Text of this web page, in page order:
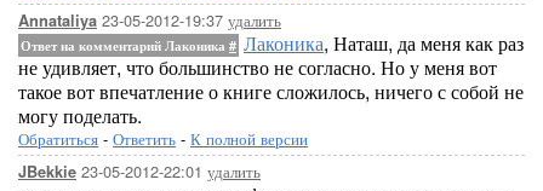
Annataliya 23-05-2012-19:37 удалить
Ответ на комментарий Лаконика # Лаконика, Наташ, да меня как раз
не удивляет, что большинство не согласно. Но у меня вот
такое вот впечатление о книге сложилось, ничего с собой не
могу поделать.
Обратиться - Ответить - К полной версии
JBekkie 23-05-2012-22:01 удалить